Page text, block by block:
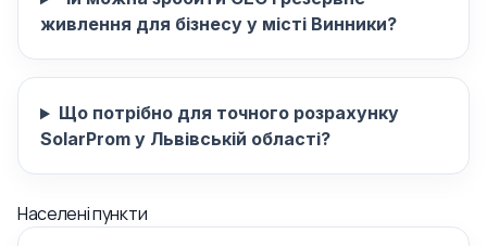
живлення для бізнесу у місті Винники?
Що потрібно для точного розрахунку
SolarProm у Львівській області?
Населені пункти